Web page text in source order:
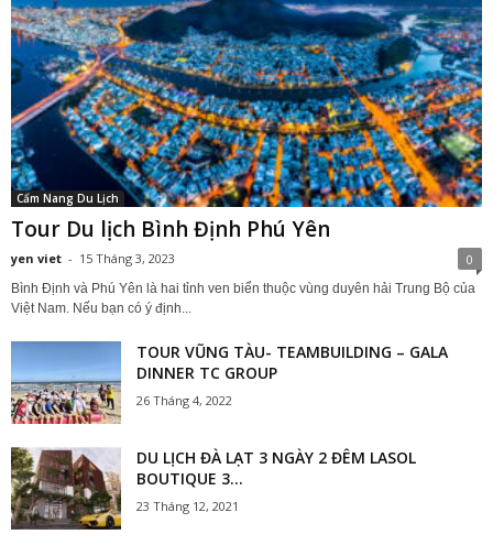
Cẩm Nang Du Lịch
Tour Du lịch Bình Định Phú Yên
yen viet - 15 Tháng 3, 2023 0
Bình Định và Phú Yên là hai tỉnh ven biển thuộc vùng duyên hải Trung Bộ của
Việt Nam. Nếu bạn có ý định...
TOUR VŨNG TÀU- TEAMBUILDING – GALA
DINNER TC GROUP
26 Tháng 4, 2022
DU LỊCH ĐÀ LẠT 3 NGÀY 2 ĐÊM LASOL
BOUTIQUE 3...
23 Tháng 12, 2021